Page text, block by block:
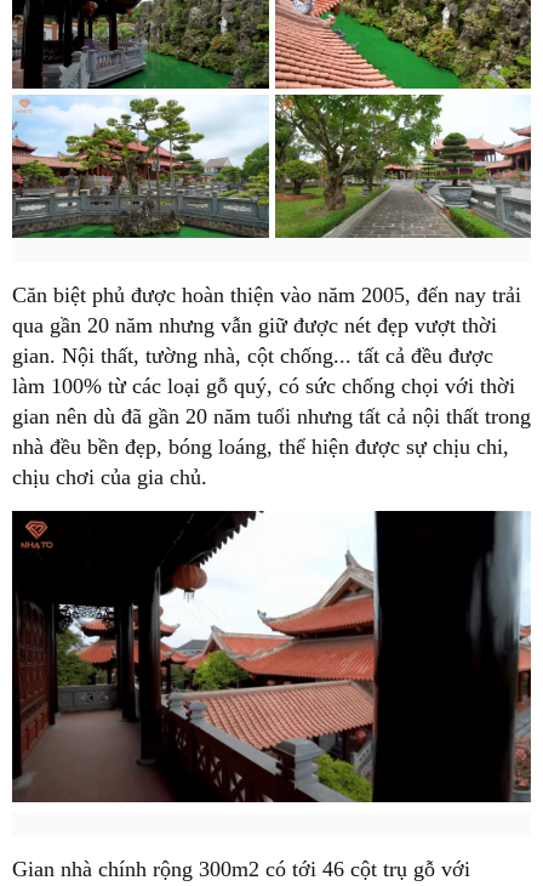
Căn biệt phủ được hoàn thiện vào năm 2005, đến nay trải
qua gần 20 năm nhưng vẫn giữ được nét đẹp vượt thời
gian. Nội thất, tường nhà, cột chống... tất cả đều được
làm 100% từ các loại gỗ quý, có sức chống chọi với thời
gian nên dù đã gần 20 năm tuổi nhưng tất cả nội thất trong
nhà đều bền đẹp, bóng loáng, thể hiện được sự chịu chi,
chịu chơi của gia chủ.
Gian nhà chính rộng 300m2 có tới 46 cột trụ gỗ với